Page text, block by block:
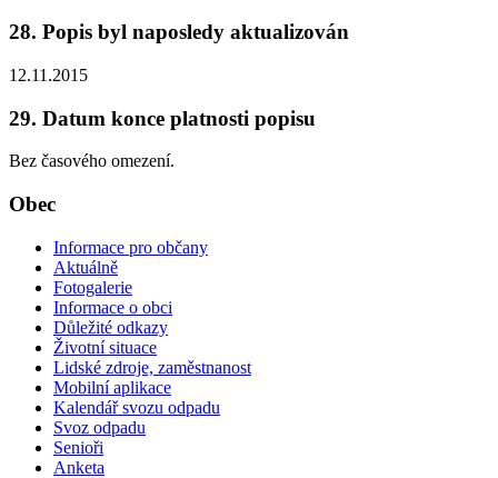
28. Popis byl naposledy aktualizován
12.11.2015
29. Datum konce platnosti popisu
Bez časového omezení.
Obec
Informace pro občany
Aktuálně
Fotogalerie
Informace o obci
Důležité odkazy
Životní situace
Lidské zdroje, zaměstnanost
Mobilní aplikace
Kalendář svozu odpadu
Svoz odpadu
Senioři
Anketa